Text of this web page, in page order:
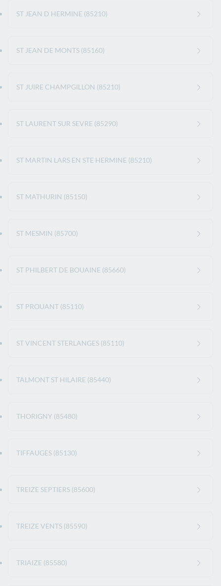
ST JEAN D HERMINE (85210)
ST JEAN DE MONTS (85160)
ST JUIRE CHAMPGILLON (85210)
ST LAURENT SUR SEVRE (85290)
ST MARTIN LARS EN STE HERMINE (85210)
ST MATHURIN (85150)
ST MESMIN (85700)
ST PHILBERT DE BOUAINE (85660)
ST PROUANT (85110)
ST VINCENT STERLANGES (85110)
TALMONT ST HILAIRE (85440)
THORIGNY (85480)
TIFFAUGES (85130)
TREIZE SEPTIERS (85600)
TREIZE VENTS (85590)
TRIAIZE (85580)